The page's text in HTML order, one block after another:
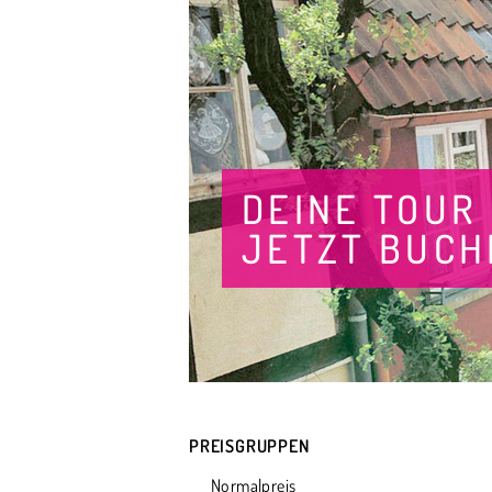
DEINE TOUR
JETZT
PREISGRUPPEN
Normalpreis